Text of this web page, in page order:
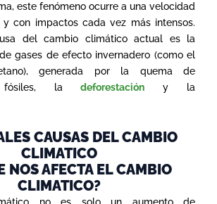
este fenómeno ocurre a una velocidad
y con impactos cada vez más intensos.
del cambio climático actual es la
gases de efecto invernadero (como el
generada por la quema de
fósiles, ladeforestación y la
CAUSAS DEL CAMBIO
CLIMATICO
NOS AFECTA EL CAMBIO
CLIMATICO?
no es solo un aumento de